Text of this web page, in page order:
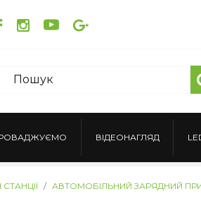
ВІДЕОНАГЛЯД
АВТОМОБІЛЬНИЙ ЗАРЯДНИЙ